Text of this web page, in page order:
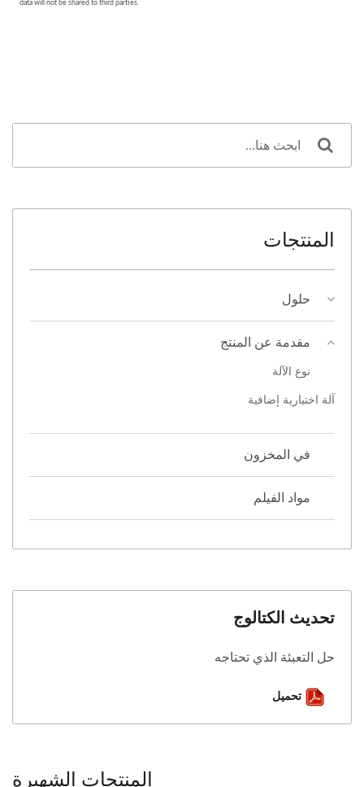
المنتجات
حلول
مقدمة عن المنتج
نوع الآلة
آلة اختيارية إضافية
في المخزون
مواد الفيلم
تحديث الكتالوج
حل التعبئة الذي تحتاجه
تحميل
المنتجات الشهيرة